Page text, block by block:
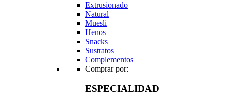
Extrusionado
Natural
Muesli
Henos
Snacks
Sustratos
Complementos
Comprar por:
ESPECIALIDAD